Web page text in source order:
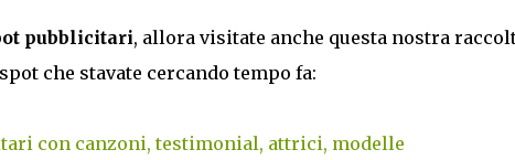
pubblicitari, allora visitate anche questa nostra
che stavate cercando tempo fa:
con canzoni, testimonial, attrici, modelle